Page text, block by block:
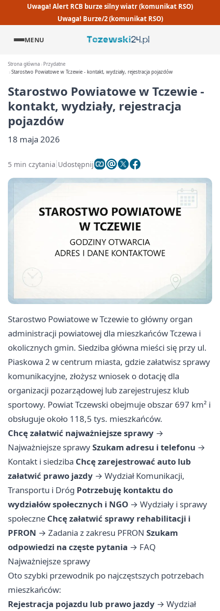
Uwaga! Alert RCB burze silny wiatr (komunikat RSO)
Uwaga! Burze/2 (komunikat RSO)
MENU
Strona główna
Przydatne
Starostwo Powiatowe w Tczewie - kontakt, wydziały, rejestracja pojazdów
Starostwo Powiatowe w Tczewie -
kontakt, wydziały, rejestracja
pojazdów
18 maja 2026
5 min czytania Udostępnij
Starostwo Powiatowe w Tczewie to główny organ
administracji powiatowej dla mieszkańców Tczewa i
okolicznych gmin. Siedziba główna mieści się przy ul.
Piaskowa 2 w centrum miasta, gdzie załatwisz sprawy
komunikacyjne, złożysz wniosek o dotację dla
organizacji pozarządowej lub zarejestrujesz klub
sportowy. Powiat Tczewski obejmuje obszar 697 km² i
obsługuje około 118,5 tys. mieszkańców.
Chcę załatwić najważniejsze sprawy →
Najważniejsze sprawySzukam adresu i telefonu →
Kontakt i siedziba Chcę zarejestrować auto lub
załatwić prawo jazdy → Wydział Komunikacji,
Transportu i Dróg Potrzebuję kontaktu do
wydziałów społecznych i NGO → Wydziały i sprawy
społeczne Chcę załatwić sprawy rehabilitacji i
PFRON → Zadania z zakresu PFRON Szukam
odpowiedzi na częste pytania → FAQ
Najważniejsze sprawy
Oto szybki przewodnik po najczęstszych potrzebach
mieszkańców:
Rejestracja pojazdu lub prawo jazdy → Wydział